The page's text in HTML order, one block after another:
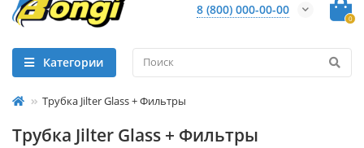
8 (800) 000-00-00
0
Категории
Трубка Jilter Glass + Фильтры
Трубка Jilter Glass + Фильтры